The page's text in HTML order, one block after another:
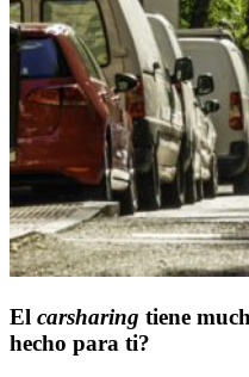
El carsharing tiene
hecho para ti?